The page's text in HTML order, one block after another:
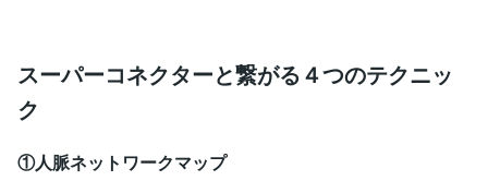
スーパーコネクターと繋がる４つのテクニッ
ク
①人脈ネットワークマップ